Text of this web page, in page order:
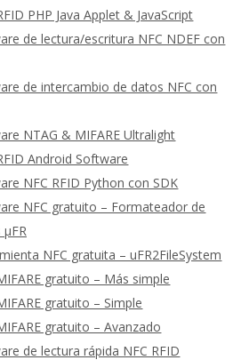
PHP Java Applet & JavaScript
de lectura/escritura NFC NDEF con
de intercambio de datos NFC con
NTAG & MIFARE Ultralight
Android Software
NFC RFID Python con SDK
NFC gratuito – Formateador de
NFC gratuita – uFR2FileSystem
gratuito – Más simple
gratuito – Simple
gratuito – Avanzado
de lectura rápida NFC RFID